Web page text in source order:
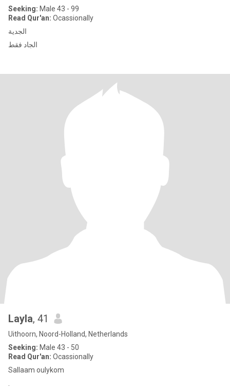
Seeking: Male 43 - 99
Read Qur'an: Ocassionally
الجدية
الجاد فقط
Layla, 41
Uithoorn, Noord-Holland, Netherlands
Seeking: Male 43 - 50
Read Qur'an: Ocassionally
Sallaam oulykom